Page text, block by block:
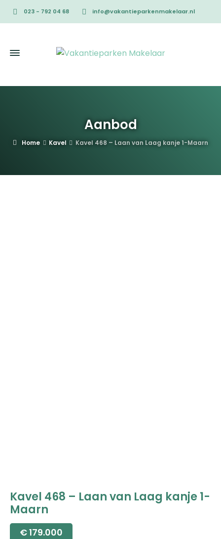
023 - 792 04 68 info@vakantieparkenmakelaar.nl
Aanbod
Home Kavel Kavel 468 – Laan van Laag kanje 1-Maarn
Kavel 468 – Laan van Laag kanje 1-
Maarn
€179.000